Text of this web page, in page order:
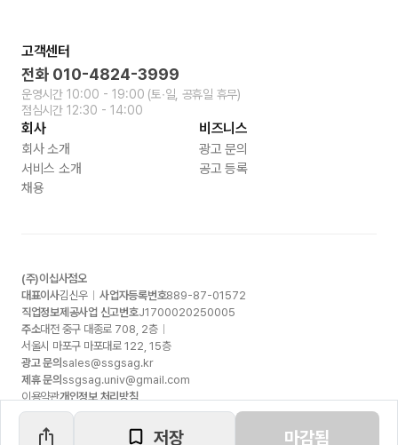
저장 마감됨
고객센터
전화 010-4824-3999
운영시간 10:00 - 19:00 (토∙일, 공휴일 휴무)
점심시간 12:30 - 14:00
회사
회사 소개
서비스 소개
채용
비즈니스
광고 문의
공고 등록
(주)이십사점오
대표이사김신우 사업자등록번호889-87-01572
직업정보제공사업 신고번호J1700020250005
주소대전 중구 대종로 708, 2층
서울시 마포구 마포대로 122, 15층
광고 문의 sales@ssgsag.kr
제휴 문의 ssgsag.univ@gmail.com
이용약관개인정보 처리방침